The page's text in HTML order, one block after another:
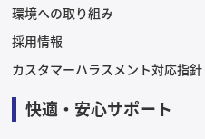
環境への取り組み
採用情報
カスタマーハラスメント対応指針
快適・安心サポート